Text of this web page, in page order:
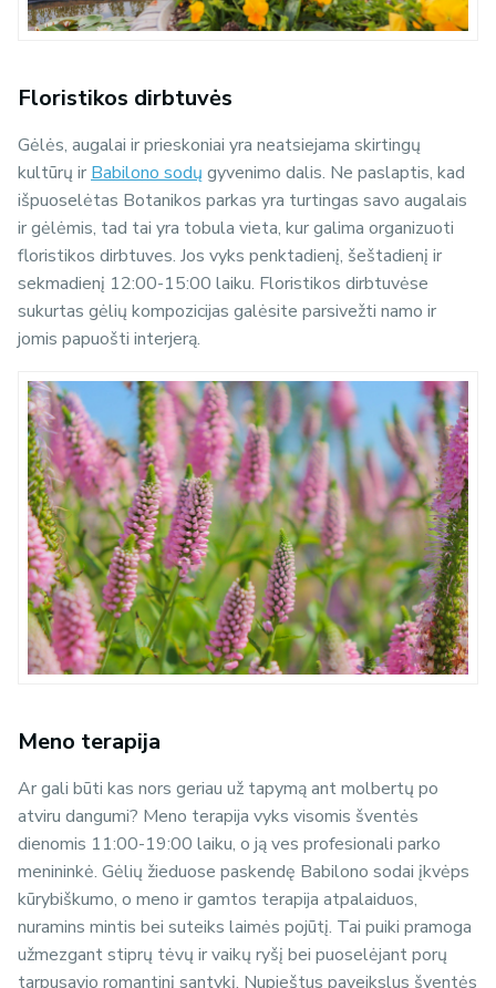
Floristikos dirbtuvės
Gėlės, augalai ir prieskoniai yra neatsiejama skirtingų
kultūrų ir Babilono sodų gyvenimo dalis. Ne paslaptis, kad
išpuoselėtas Botanikos parkas yra turtingas savo augalais
ir gėlėmis, tad tai yra tobula vieta, kur galima organizuoti
floristikos dirbtuves. Jos vyks penktadienį, šeštadienį ir
sekmadienį 12:00-15:00 laiku. Floristikos dirbtuvėse
sukurtas gėlių kompozicijas galėsite parsivežti namo ir
jomis papuošti interjerą.
Meno terapija
Ar gali būti kas nors geriau už tapymą ant molbertų po
atviru dangumi? Meno terapija vyks visomis šventės
dienomis 11:00-19:00 laiku, o ją ves profesionali parko
menininkė. Gėlių žieduose paskendę Babilono sodai įkvėps
kūrybiškumo, o meno ir gamtos terapija atpalaiduos,
nuramins mintis bei suteiks laimės pojūtį. Tai puiki pramoga
užmezgant stiprų tėvų ir vaikų ryšį bei puoselėjant porų
tarpusavio romantinį santykį. Nupieštus paveikslus šventės